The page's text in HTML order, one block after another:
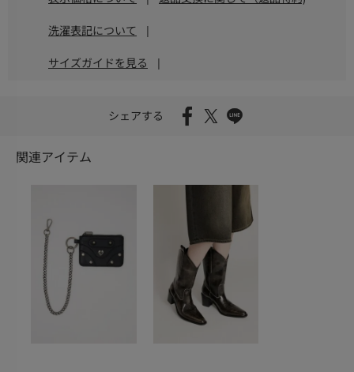
洗濯表記について |
サイズガイドを見る |
シェアする
関連アイテム